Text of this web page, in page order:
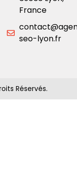
France
seo-lyon.fr
Réservés.